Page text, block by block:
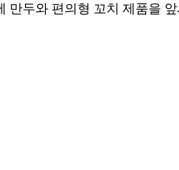
두와 편의형 꼬치 제품을